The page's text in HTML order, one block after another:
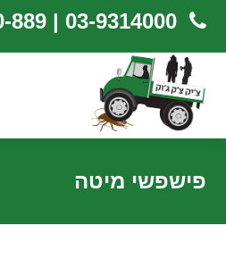
03-9314000 | 1-700-500-889
פישפשי מיטה